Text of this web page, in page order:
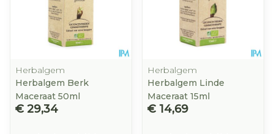
Herbalgem
Herbalgem Berk
Maceraat 50ml
€ 29,34
Herbalgem
Herbalgem Linde
Maceraat 15ml
€ 14,69